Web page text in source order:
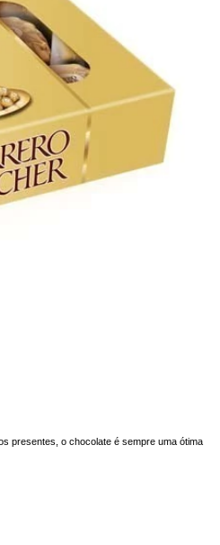
presentes, o chocolate é sempre uma ótima